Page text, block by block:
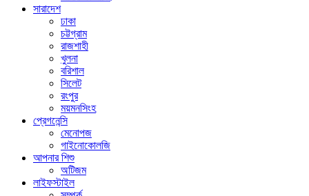
সারাদেশ
ঢাকা
চট্টগ্রাম
রাজশাহী
খুলনা
বরিশাল
সিলেট
রংপুর
ময়মনসিংহ
প্রেগনেন্সি
মেনোপজ
গাইনোকোলজি
আপনার শিশু
অটিজম
লাইফস্টাইল